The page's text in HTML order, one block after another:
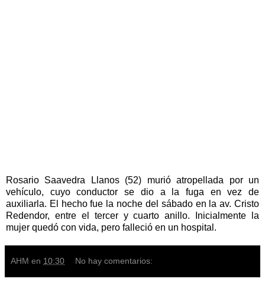
Rosario Saavedra Llanos (52) murió atropellada por un
vehículo, cuyo conductor se dio a la fuga en vez de
auxiliarla. El hecho fue la noche del sábado en la av. Cristo
Redendor, entre el tercer y cuarto anillo. Inicialmente la
mujer quedó con vida, pero falleció en un hospital.
AHM en 10:30 No hay comentarios: